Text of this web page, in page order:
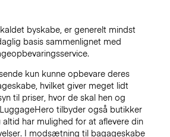
byskabe, er generelt mindst
basis sammenlignet med
kun kunne opbevare deres
hvilket giver meget lidt
til priser, hvor de skal hen og
tilbyder også butikker
har mulighed for at aflevere din
I modsætning til bagageskabe